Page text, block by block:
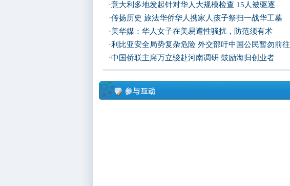
·意大利多地发起针对华人大规模检查 15人被驱逐
·传扬历史 旅法华侨华人携家人孩子祭扫一战华工墓
·美华媒：华人女子在美易遭性骚扰，防范须有术
·利比亚安全局势复杂危险 外交部吁中国公民暂勿前往
·中国侨联主席万立骏赴河南调研 鼓励海归创业者